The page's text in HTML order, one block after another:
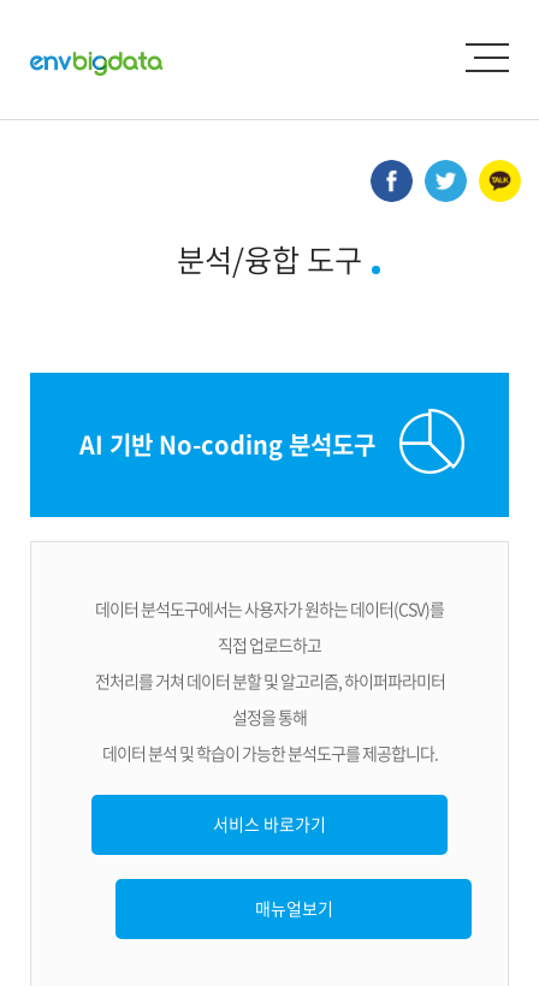
분석/융합 도구
AI 기반 No-coding 분석도구
데이터 분석도구에서는 사용자가 원하는 데이터(CSV)를
직접 업로드하고
전처리를 거쳐 데이터 분할 및 알고리즘, 하이퍼파라미터
설정을 통해
데이터 분석 및 학습이 가능한 분석도구를 제공합니다.
서비스 바로가기
매뉴얼보기